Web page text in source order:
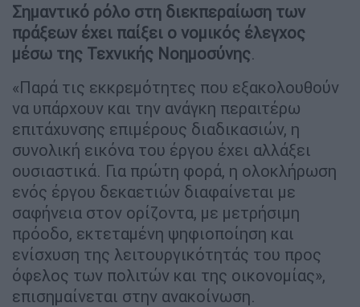
Σημαντικό ρόλο στη διεκπεραίωση των
πράξεων έχει παίξει ο νομικός έλεγχος
μέσω της Τεχνικής Νοημοσύνης.
«Παρά τις εκκρεμότητες που εξακολουθούν
να υπάρχουν και την ανάγκη περαιτέρω
επιτάχυνσης επιμέρους διαδικασιών, η
συνολική εικόνα του έργου έχει αλλάξει
ουσιαστικά. Για πρώτη φορά, η ολοκλήρωση
ενός έργου δεκαετιών διαφαίνεται με
σαφήνεια στον ορίζοντα, με μετρήσιμη
πρόοδο, εκτεταμένη ψηφιοποίηση και
ενίσχυση της λειτουργικότητάς του προς
όφελος των πολιτών και της οικονομίας»,
επισημαίνεται στην ανακοίνωση.